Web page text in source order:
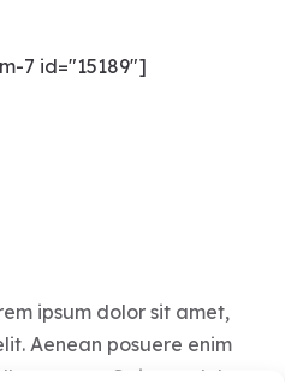
7 id="15189"]
ipsum dolor sit amet,
Aenean posuere enim
Quisque dolor